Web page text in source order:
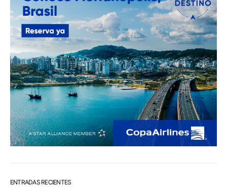
ENTRADAS RECIENTES